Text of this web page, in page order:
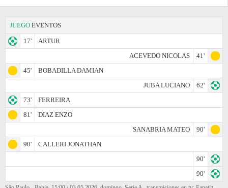
JUEGO EVENTOS
17'
ARTUR
ACEVEDO NICOLAS
41'
45'
BOBADILLA DAMIAN
JUBA LUCIANO
62'
73'
FERREIRA
81'
DIAZ ENZO
SANABRIA MATEO
90'
90'
CALLERI JONATHAN
90'
90'